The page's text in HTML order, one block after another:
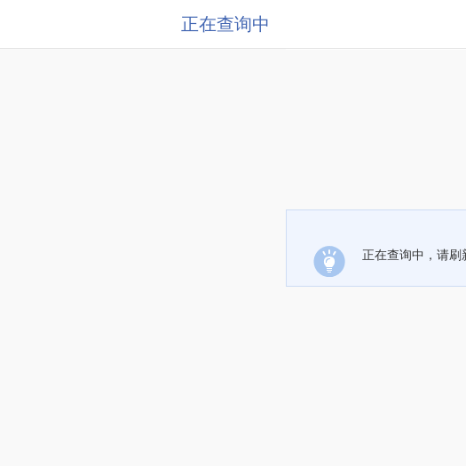
正在查询中
正在查询中，请刷